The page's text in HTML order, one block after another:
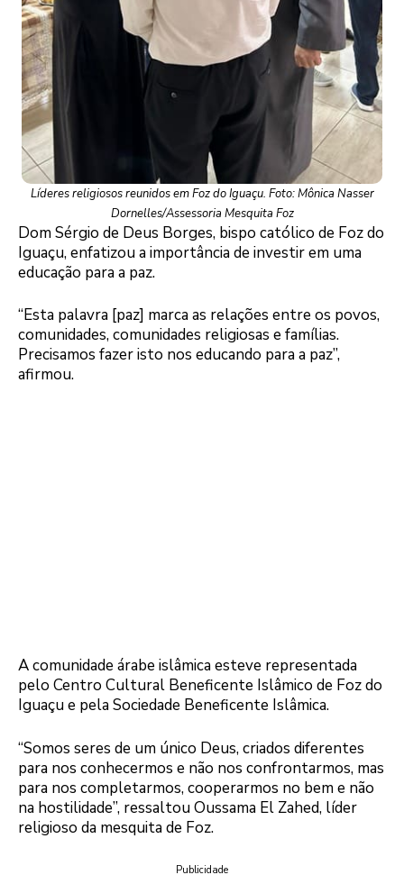
Líderes religiosos reunidos em Foz do Iguaçu. Foto: Mônica Nasser
Dornelles/Assessoria Mesquita Foz
Dom Sérgio de Deus Borges, bispo católico de Foz do
Iguaçu, enfatizou a importância de investir em uma
educação para a paz.
“Esta palavra [paz] marca as relações entre os povos,
comunidades, comunidades religiosas e famílias.
Precisamos fazer isto nos educando para a paz”,
afirmou.
A comunidade árabe islâmica esteve representada
pelo Centro Cultural Beneficente Islâmico de Foz do
Iguaçu e pela Sociedade Beneficente Islâmica.
“Somos seres de um único Deus, criados diferentes
para nos conhecermos e não nos confrontarmos, mas
para nos completarmos, cooperarmos no bem e não
na hostilidade”, ressaltou Oussama El Zahed, líder
religioso da mesquita de Foz.
Publicidade